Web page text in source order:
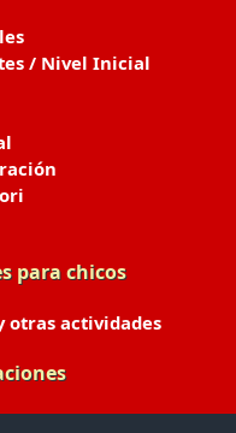
/ Nivel Inicial
para chicos
otras actividades